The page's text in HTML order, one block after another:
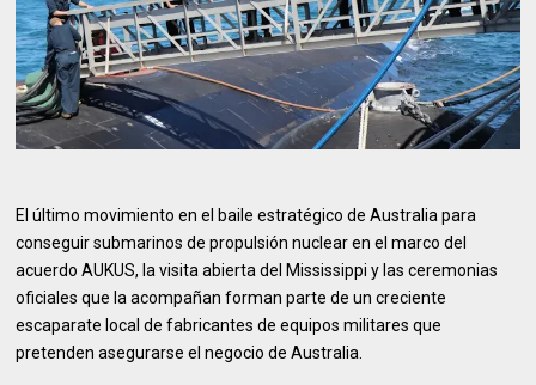
El último movimiento en el baile estratégico de Australia para
conseguir submarinos de propulsión nuclear en el marco del
acuerdo AUKUS, la visita abierta del Mississippi y las ceremonias
oficiales que la acompañan forman parte de un creciente
escaparate local de fabricantes de equipos militares que
pretenden asegurarse el negocio de Australia.